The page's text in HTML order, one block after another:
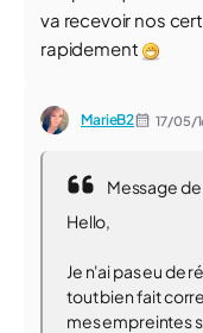
va recevoir nos
rapidement
MarieB2 17/05/
Message de
Hello,
Je n'ai pas eu de
tout bien fait
mes empreintes